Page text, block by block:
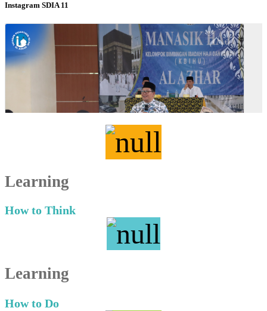
Instagram SDIA 11
Learning
How to Think
Learning
How to Do